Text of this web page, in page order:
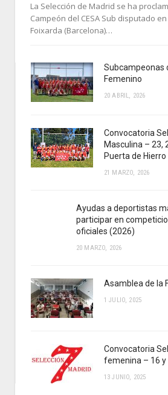
La Selección de Madrid se ha
Campeón del CESA Sub disputado
Foixarda (Barcelona)…
Subcampeonas
Femenino
20 ABRIL, 2026
Convocatoria
Masculina – 23,
Puerta de Hierro
21 MARZO, 2026
Ayudas a deportistas
participar en
oficiales (2026)
20 MARZO, 2026
Asamblea de la
1 JULIO, 2025
Convocatoria
femenina – 16 y
13 JUNIO, 2025